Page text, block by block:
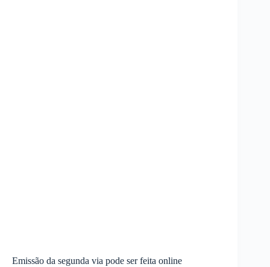
Emissão da segunda via pode ser feita online